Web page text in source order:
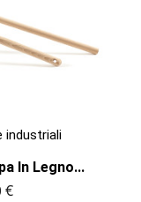
industriali
In Legno...
€